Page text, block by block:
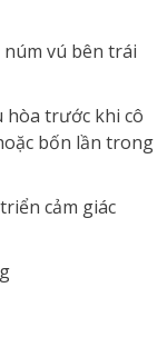
núm vú bên trái
trước khi cô
bốn lần trong
cảm giác